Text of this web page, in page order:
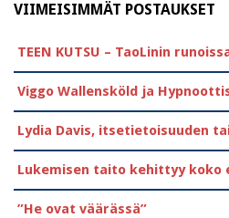
VIIMEISIMMÄT POSTAUKSET
TEEN KUTSU – TaoLinin
Viggo Wallensköld ja
Lydia Davis, itsetietoisuuden
Lukemisen taito kehittyy koko
”He ovat väärässä”